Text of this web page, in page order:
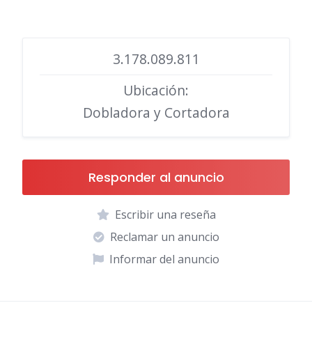
3.178.089.811
Ubicación:
Dobladora y Cortadora
Responder al anuncio
Escribir una reseña
Reclamar un anuncio
Informar del anuncio